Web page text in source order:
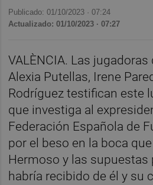
Publicado: 01/10/2023 ·07:24
Actualizado: 01/10/2023 · 07:27
VALÈNCIA. Las jugadoras
Alexia Putellas, Irene
Rodríguez testifican este
que investiga al
Federación Española de
por el beso en la boca
Hermoso y las supuestas
habría recibido de él y su